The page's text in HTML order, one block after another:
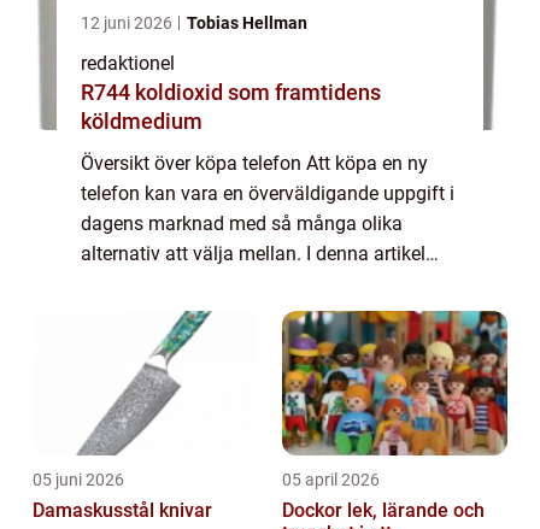
12 juni 2026 Tobias Hellman
redaktionel
R744 koldioxid som framtidens
köldmedium
Översikt över köpa telefon Att köpa en ny
telefon kan vara en överväldigande uppgift i
dagens marknad med så många olika
alternativ att välja mellan. I denna artikel
att köpa en telefon och ge dig all den i...
05 juni 2026
Damaskusstål knivar
05 april 2026
Dockor lek, lärande och